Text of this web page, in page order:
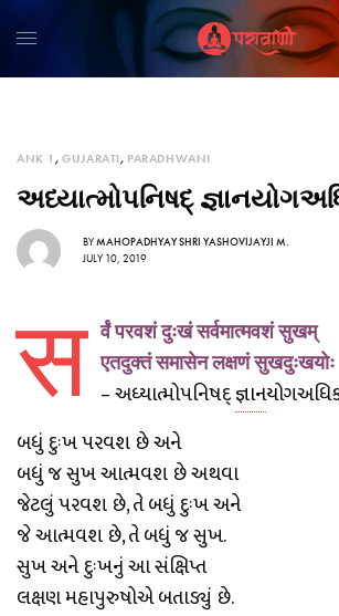
ANK 1 , GUJARATI, PARADHWANI
અધ્યાત્મોપનિષદ્
BYMAHOPADHYAY SHRI YASHOVIJAYJI M.
JULY 10, 2019
स र्वं परवशं दुःखं सर्वमात्मवशं सुखम्
एतदुक्तं समासेन लक्षणं सुखदुःखयोः
– અધ્યાત્મોપનિષદ્જ્ઞાન
બધું દુઃખ પરવશ છે અને
બધું જ સુખ આત્મવશ છે અથવા
જેટલું પરવશ છે, તે બધું દુઃખ અને
જે આત્મવશ છે, તે બધું જ સુખ.
સુખ અને દુઃખનું આ સંક્ષિપ્ત
લક્ષણ મહાપુરુષોએ બતાડ્યું છે.